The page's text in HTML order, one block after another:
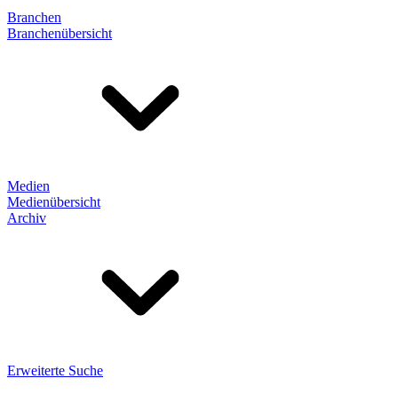
Branchen
Branchenübersicht
Medien
Medienübersicht
Archiv
Erweiterte Suche